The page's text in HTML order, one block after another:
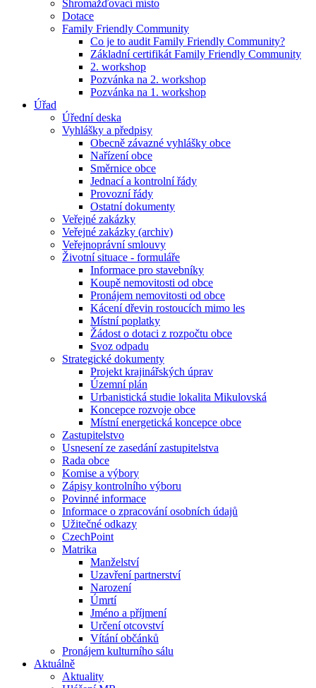
Shromažďovací místo
Dotace
Family Friendly Community
Co je to audit Family Friendly Community?
Základní certifikát Family Friendly Community
2. workshop
Pozvánka na 2. workshop
Pozvánka na 1. workshop
Úřad
Úřední deska
Vyhlášky a předpisy
Obecně závazné vyhlášky obce
Nařízení obce
Směrnice obce
Jednací a kontrolní řády
Provozní řády
Ostatní dokumenty
Veřejné zakázky
Veřejné zakázky (archiv)
Veřejnoprávní smlouvy
Životní situace - formuláře
Informace pro stavebníky
Koupě nemovitosti od obce
Pronájem nemovitosti od obce
Kácení dřevin rostoucích mimo les
Místní poplatky
Žádost o dotaci z rozpočtu obce
Svoz odpadu
Strategické dokumenty
Projekt krajinářských úprav
Územní plán
Urbanistická studie lokalita Mikulovská
Koncepce rozvoje obce
Místní energetická koncepce obce
Zastupitelstvo
Usnesení ze zasedání zastupitelstva
Rada obce
Komise a výbory
Zápisy kontrolního výboru
Povinné informace
Informace o zpracování osobních údajů
Užitečné odkazy
CzechPoint
Matrika
Manželství
Uzavření partnerství
Narození
Úmrtí
Jméno a příjmení
Určení otcovství
Vítání občánků
Pronájem kulturního sálu
Aktuálně
Aktuality